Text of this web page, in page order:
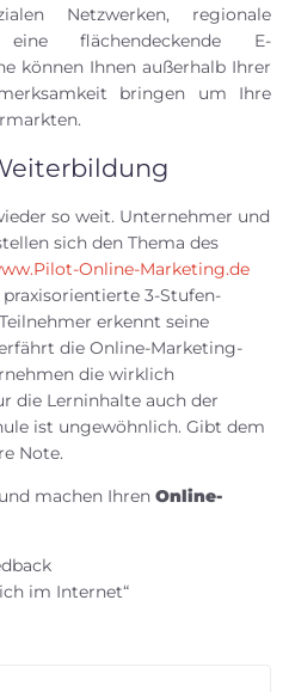
Netzwerken, regionale
flächendeckende E-
können Ihnen außerhalb Ihrer
bringen um Ihre
so weit. Unternehmer und
sich den Thema des
Online-Marketing.de
3-Stufen-
erkennt seine
die Online-Marketing-
die wirklich
die Lerninhalte auch der
ist ungewöhnlich. Gibt dem
Note.
machen Ihren Online-
im Internet“